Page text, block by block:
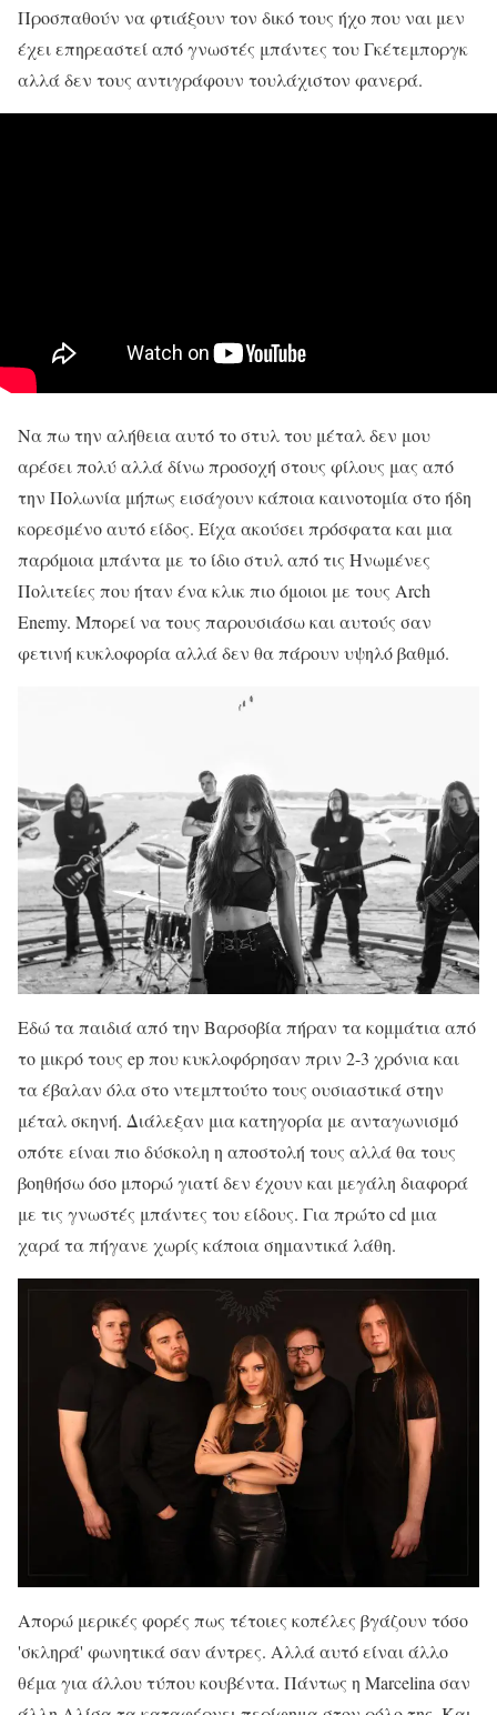
Προσπαθούν να φτιάξουν τον δικό τους ήχο που ναι μεν
έχει επηρεαστεί από γνωστές μπάντες του Γκέτεμποργκ
αλλά δεν τους αντιγράφουν τουλάχιστον φανερά.
Να πω την αλήθεια αυτό το στυλ του μέταλ δεν μου
αρέσει πολύ αλλά δίνω προσοχή στους φίλους μας από
την Πολωνία μήπως εισάγουν κάποια καινοτομία στο ήδη
κορεσμένο αυτό είδος. Είχα ακούσει πρόσφατα και μια
παρόμοια μπάντα με το ίδιο στυλ από τις Ηνωμένες
Πολιτείες που ήταν ένα κλικ πιο όμοιοι με τους Arch
Enemy. Μπορεί να τους παρουσιάσω και αυτούς σαν
φετινή κυκλοφορία αλλά δεν θα πάρουν υψηλό βαθμό.
Εδώ τα παιδιά από την Βαρσοβία πήραν τα κομμάτια από
το μικρό τους ep που κυκλοφόρησαν πριν 2-3 χρόνια και
τα έβαλαν όλα στο ντεμπτούτο τους ουσιαστικά στην
μέταλ σκηνή. Διάλεξαν μια κατηγορία με ανταγωνισμό
οπότε είναι πιο δύσκολη η αποστολή τους αλλά θα τους
βοηθήσω όσο μπορώ γιατί δεν έχουν και μεγάλη διαφορά
με τις γνωστές μπάντες του είδους. Για πρώτο cd μια
χαρά τα πήγανε χωρίς κάποια σημαντικά λάθη.
Απορώ μερικές φορές πως τέτοιες κοπέλες βγάζουν τόσο
'σκληρά' φωνητικά σαν άντρες. Αλλά αυτό είναι άλλο
θέμα για άλλου τύπου κουβέντα. Πάντως η Marcelina σαν